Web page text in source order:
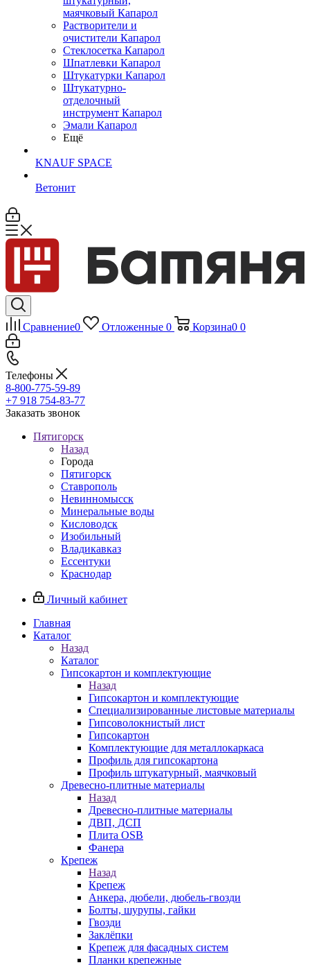
маячковый Капарол
Растворители и
очистители Капарол
Cтеклосетка Капарол
Шпатлевки Капарол
Штукатурки Капарол
Штукатурно-
отделочный
инструмент Капарол
Эмали Капарол
Ещё
KNAUF SPACE
Ветонит
Сравнение0 Отложенные 0 Корзина0 0
Телефоны
8-800-775-59-89
+7 918 754-83-77
Заказать звонок
Пятигорск
Назад
Города
Пятигорск
Ставрополь
Невинномысск
Минеральные воды
Кисловодск
Изобильный
Владикавказ
Ессентуки
Краснодар
Личный кабинет
Главная
Каталог
Назад
Каталог
Гипсокартон и комплектующие
Назад
Гипсокартон и комплектующие
Специализированные листовые материалы
Гипсоволокнистый лист
Гипсокартон
Комплектующие для металлокаркаса
Профиль для гипсокартона
Профиль штукатурный, маячковый
Древесно-плитные материалы
Назад
Древесно-плитные материалы
ДВП, ДСП
Плита OSB
Фанера
Крепеж
Назад
Крепеж
Анкера, дюбели, дюбель-гвозди
Болты, шурупы, гайки
Гвозди
Заклёпки
Крепеж для фасадных систем
Планки крепежные